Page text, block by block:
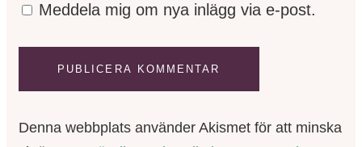
Meddela mig om nya inlägg via e-post.
Denna webbplats använder Akismet för att minska